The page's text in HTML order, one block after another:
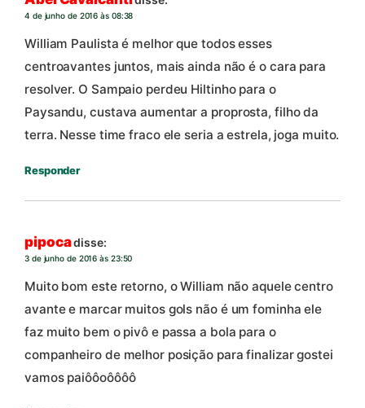
4 de junho de 2016 às 08:38
William Paulista é melhor que todos esses
centroavantes juntos, mais ainda não é o cara para
resolver. O Sampaio perdeu Hiltinho para o
Paysandu, custava aumentar a proprosta, filho da
terra. Nesse time fraco ele seria a estrela, joga muito.
Responder
pipocadisse:
3 de junho de 2016 às 23:50
Muito bom este retorno, o William não aquele centro
avante e marcar muitos gols não é um fominha ele
faz muito bem o pivô e passa a bola para o
companheiro de melhor posição para finalizar gostei
vamos paiôôoôôôô